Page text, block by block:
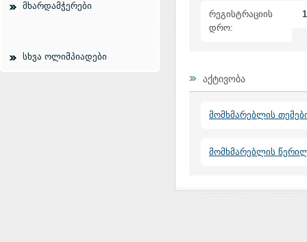
მხარდამჭერები
სხვა ოლიმპიადები
რეგისტრაციის
დრო:
აქტივობა
მომხმარებლის
მომხმარებლის